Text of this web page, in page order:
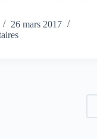
26 mars 2017